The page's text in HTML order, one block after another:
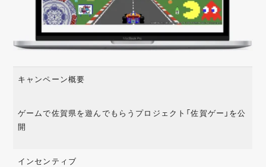
キャンペーン概要
ゲームで佐賀県を遊んでもらうプロジェクト「佐賀ゲー」を公
開
インセンティブ